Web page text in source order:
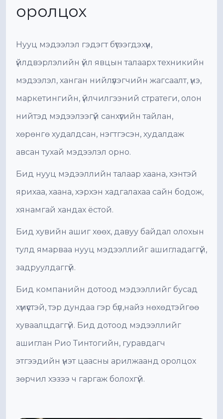
оролцох
Нууц мэдээлэл гэдэгт бүтээгдэхүүн,
үйлдвэрлэлийн үйл явцын талаарх техникийн
мэдээлэл, ханган нийлүүлэгчийн жагсаалт, үнэ,
маркетингийн, үйлчилгээний стратеги, олон
нийтэд мэдээлээгүй санхүүгийн тайлан,
хөрөнгө худалдсан, нэгтгэсэн, худалдаж
авсан тухай мэдээлэл орно.
Бид нууц мэдээллийн талаар хаана, хэнтэй
ярихаа, хаана, хэрхэн хадгалахаа сайн бодож,
хянамгай хандах ёстой.
Бид хувийн ашиг хөөх, давуу байдал олохын
тулд ямарваа нууц мэдээллийг ашигладаггүй,
задруулдаггүй.
Бид компанийн дотоод мэдээллийг бусад
хүмүүстэй, тэр дундаа гэр бүл,найз нөхөдтэйгөө
хуваалцдаггүй. Бид дотоод мэдээллийг
ашиглан Рио Тинтогийн, гуравдагч
этгээдийн үнэт цаасны арилжаанд оролцох
зөрчил хэзээ ч гаргаж болохгүй.